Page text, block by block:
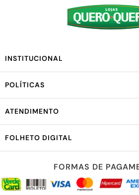
INSTITUCIONAL
POLÍTICAS
ATENDIMENTO
FOLHETO DIGITAL
FORMAS DE